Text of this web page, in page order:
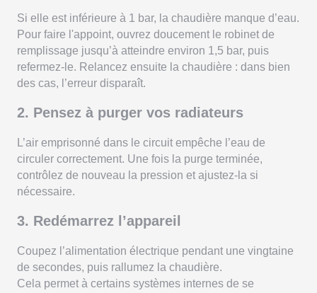
Si elle est inférieure à 1 bar, la chaudière manque d’eau.
Pour faire l'appoint, ouvrez doucement le robinet de
remplissage jusqu’à atteindre environ 1,5 bar, puis
refermez-le. Relancez ensuite la chaudière : dans bien
des cas, l’erreur disparaît.
2. Pensez à purger vos radiateurs
L’air emprisonné dans le circuit empêche l’eau de
circuler correctement. Une fois la purge terminée,
contrôlez de nouveau la pression et ajustez-la si
nécessaire.
3. Redémarrez l’appareil
Coupez l’alimentation électrique pendant une vingtaine
de secondes, puis rallumez la chaudière.
Cela permet à certains systèmes internes de se